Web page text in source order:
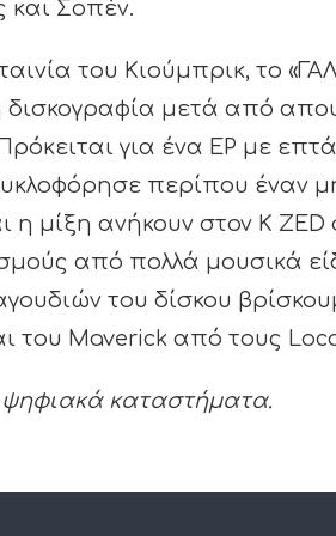
και Σοπέν.
του Κιούμπρικ, το
δισκογραφία μετά από
για ένα EP με
περίπου έναν
μίξη ανήκουν στον K ZED
από πολλά μουσικά
του δίσκου
του Maverick από τους
καταστήματα.